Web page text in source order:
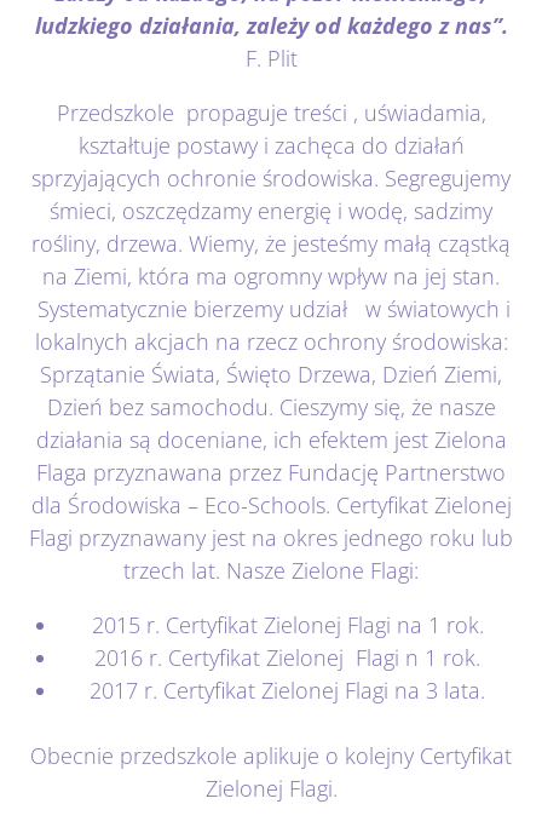
Kontakt
ludzkiego działania,zależy od każdego z nas”.
F. Plit
Przedszkole propaguje treści , uświadamia,
kształtuje postawy i zachęca do działań
sprzyjających ochronie środowiska. Segregujemy
śmieci, oszczędzamy energię i wodę, sadzimy
rośliny, drzewa. Wiemy, że jesteśmy małą cząstką
na Ziemi, która ma ogromny wpływ na jej stan.
Systematycznie bierzemy udział w światowych i
lokalnych akcjach na rzecz ochrony środowiska:
Sprzątanie Świata, Święto Drzewa, Dzień Ziemi,
Dzień bez samochodu. Cieszymy się, że nasze
działania są doceniane, ich efektem jest Zielona
Flaga przyznawana przez Fundację Partnerstwo
dla Środowiska – Eco-Schools. Certyfikat Zielonej
Flagi przyznawany jest na okres jednego roku lub
trzech lat. Nasze Zielone Flagi:
2015 r. Certyfikat Zielonej Flagi na 1 rok.
2016 r. Certyfikat Zielonej Flagi n 1 rok.
2017 r. Certyfikat Zielonej Flagi na 3 lata.
Obecnie przedszkole aplikuje o kolejny Certyfikat
Zielonej Flagi.